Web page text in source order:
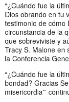
“¿Cuándo fue la
Dios obrando en tu
testimonio de cómo
circunstancia de la
que sobreviviste y
Tracy S. Malone en
la Conferencia
“¿Cuándo fue la
bondad? Gracias
misericordia'”